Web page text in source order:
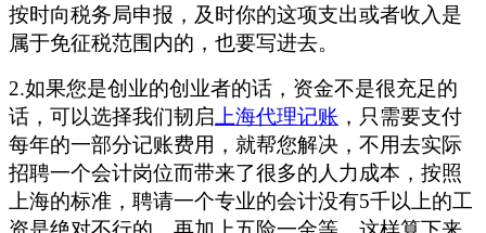
按时向税务局申报，及时你的这项支出或者收入是
属于免征税范围内的，也要写进去。
2.如果您是创业的创业者的话，资金不是很充足的
话，可以选择我们韧启上海代理记账 ，只需要支付
每年的一部分记账费用，就帮您解决，不用去实际
招聘一个会计岗位而带来了很多的人力成本，按照
上海的标准，聘请一个专业的会计没有5千以上的工